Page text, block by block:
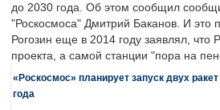
до 2030 года. Об этом сообщил
"Роскосмоса" Дмитрий Баканов. И это
Рогозин еще в 2014 году заявлял, что
проекта, а самой станции "пора на
«Роскосмос» планирует запуск двух
года